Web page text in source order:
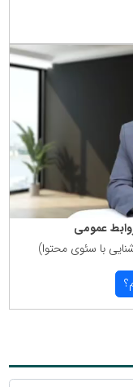
عمومی
با سئوی محتوا)